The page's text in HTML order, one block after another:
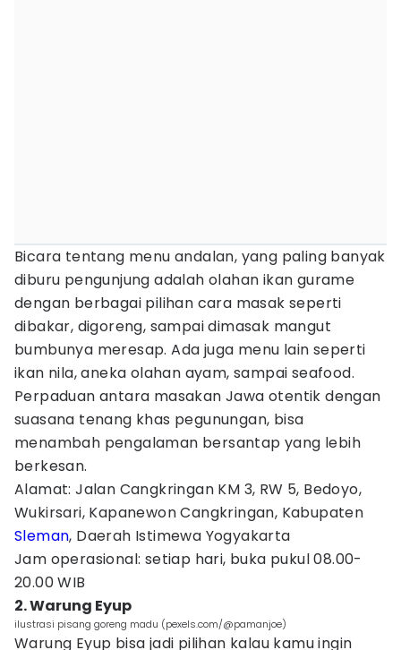
Bicara tentang menu andalan, yang paling banyak
diburu pengunjung adalah olahan ikan gurame
dengan berbagai pilihan cara masak seperti
dibakar, digoreng, sampai dimasak mangut
bumbunya meresap. Ada juga menu lain seperti
ikan nila, aneka olahan ayam, sampai seafood.
Perpaduan antara masakan Jawa otentik dengan
suasana tenang khas pegunungan, bisa
menambah pengalaman bersantap yang lebih
berkesan.
Alamat: Jalan Cangkringan KM 3, RW 5, Bedoyo,
Wukirsari, Kapanewon Cangkringan, Kabupaten
Sleman, Daerah Istimewa Yogyakarta
Jam operasional: setiap hari, buka pukul 08.00-
20.00 WIB
2. Warung Eyup
ilustrasi pisang goreng madu (pexels.com/@pamanjoe)
Warung Eyup bisa jadi pilihan kalau kamu ingin